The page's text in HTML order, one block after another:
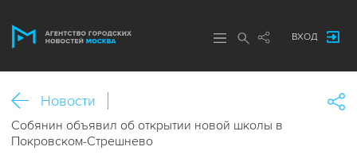
ВХОД
Новости
Собянин объявил об открытии новой школы в
Покровском-Стрешнево